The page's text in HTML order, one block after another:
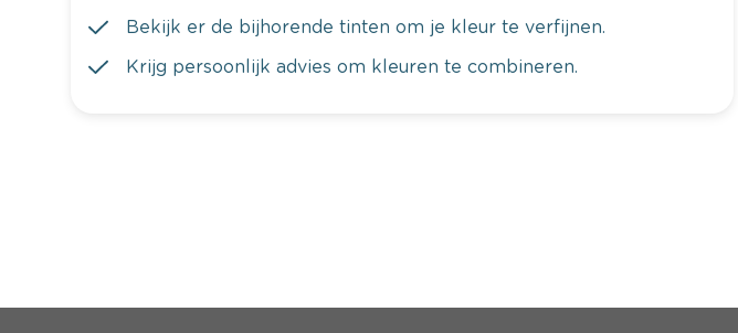
Bekijk er de bijhorende tinten om je kleur te verfijnen.
Krijg persoonlijk advies om kleuren te combineren.